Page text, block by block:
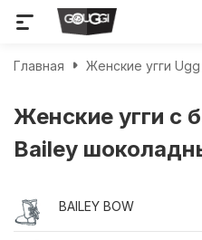
Главная Женские угги Ugg
Женские угги с
Bailey
BAILEY BOW